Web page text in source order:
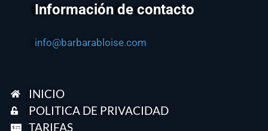
Información de contacto
info@barbarabloise.com
INICIO
POLITICA DE PRIVACIDAD
TARIFAS